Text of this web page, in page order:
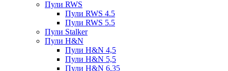
Пули RWS
Пули RWS 4.5
Пули RWS 5.5
Пули Stalker
Пули H&N
Пули H&N 4,5
Пули H&N 5,5
Пули H&N 6,35